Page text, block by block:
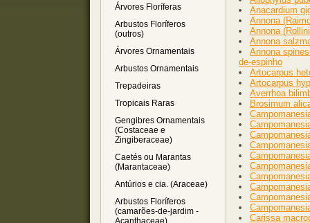
Árvores Floríferas
Arbustos Floríferos
(outros)
Árvores Ornamentais
Arbustos Ornamentais
Trepadeiras
Tropicais Raras
Gengibres Ornamentais
(Costaceae e
Zingiberaceae)
Caetés ou Marantas
(Marantaceae)
Antúrios e cia. (Araceae)
Arbustos Floríferos
(camarões-de-jardim -
Acanthaceae)
Anacardium
Annona
Annona
Annona
Annona
de-espinho
Artocarpus
Artocarpus
Averrhoa
Brosimum
Carissa